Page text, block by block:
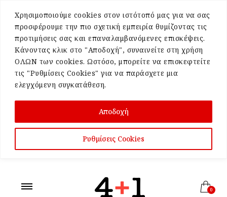
Χρησιμοποιούμε cookies στον ιστότοπό μας για να σας
προσφέρουμε την πιο σχετική εμπειρία θυμίζοντας τις
προτιμήσεις σας και επαναλαμβανόμενες επισκέψεις.
Κάνοντας κλικ στο "Αποδοχή", συναινείτε στη χρήση
ΟΛΩΝ των cookies. Ωστόσο, μπορείτε να επισκεφτείτε
τις "Ρυθμίσεις Cookies" για να παράσχετε μια
ελεγχόμενη συγκατάθεση.
Ρυθμίσεις Cookies
Αποδοχή
0